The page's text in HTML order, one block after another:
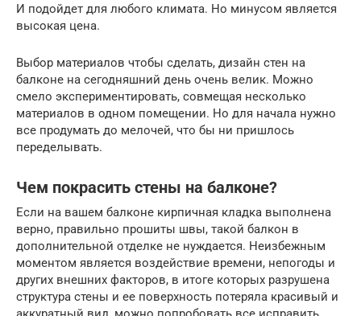
И подойдет для любого климата. Но минусом является
высокая цена.
Выбор материалов чтобы сделать, дизайн стен на
балконе на сегодняшний день очень велик. Можно
смело экспериментировать, совмещая несколько
материалов в одном помещении. Но для начала нужно
все продумать до мелочей, что бы ни пришлось
переделывать.
Чем покрасить стены на балконе?
Если на вашем балконе кирпичная кладка выполнена
верно, правильно прошиты швы, такой балкон в
дополнительной отделке не нуждается. Неизбежным
моментом является воздействие времени, непогоды и
других внешних факторов, в итоге которых разрушена
структура стены и ее поверхность потеряла красивый и